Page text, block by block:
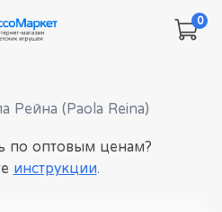
0
Рейна (Paola Reina)
по оптовым ценам?
инструкции.